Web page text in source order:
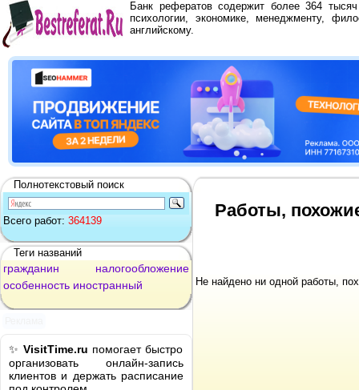
Банк рефератов содержит более 364
психологии, экономике, менеджменту,
английскому.
Полнотекстовый поиск
Всего работ: 364139
Теги названий
гражданин
налогообложение
особенность иностранный
✨ VisitTime.ru помогает быстро
организовать онлайн-запись
клиентов и держать расписание
Работы,
Не найдено ни одной работы,